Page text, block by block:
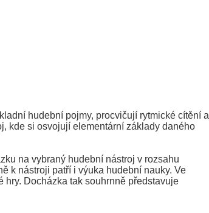
hudební pojmy, procvičují rytmické cítění a
kde si osvojují elementární základy daného
na vybraný hudební nástroj v rozsahu
k nástroji patří i výuka hudební nauky. Ve
Docházka tak souhrnně představuje